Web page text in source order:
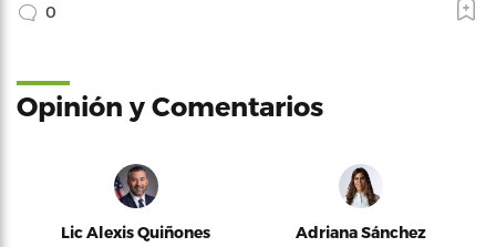
0
Opinión y Comentarios
Lic Alexis Quiñones Adriana Sánchez